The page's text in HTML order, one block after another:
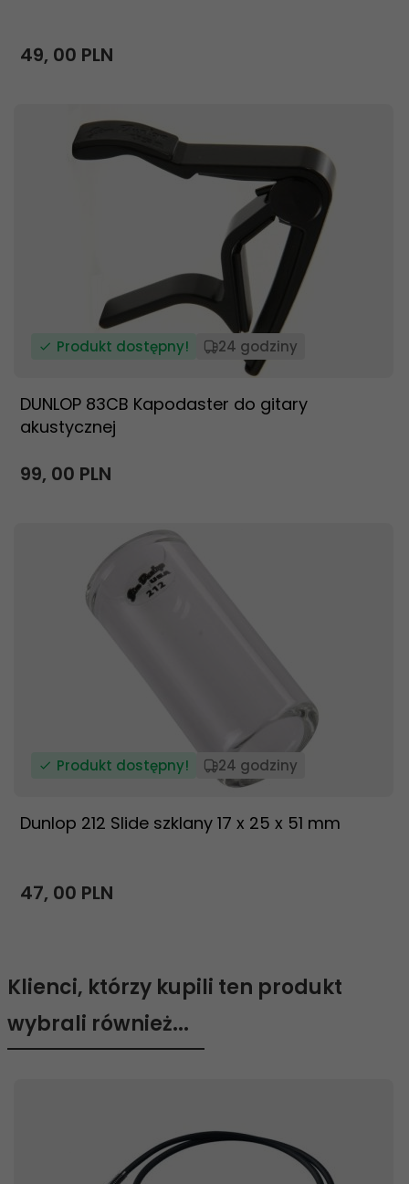
49, 00 PLN
Produkt dostępny! 24 godziny
DUNLOP 83CB Kapodaster do gitary
akustycznej
99, 00 PLN
Produkt dostępny! 24 godziny
Dunlop 212 Slide szklany 17 x 25 x 51 mm
47, 00 PLN
Klienci, którzy kupili ten produkt
wybrali również...